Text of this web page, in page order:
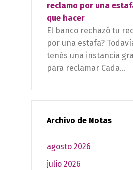
reclamo por una
que hacer
El banco rechazó tu
por una estafa?
tenés una instancia
para reclamar Cada...
Archivo de Notas
agosto 2026
julio 2026